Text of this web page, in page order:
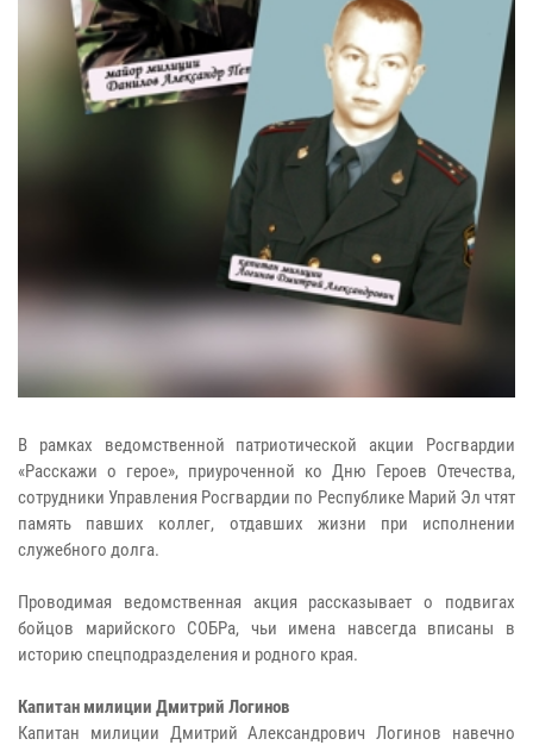
В рамках ведомственной патриотической акции Росгвардии
«Расскажи о герое», приуроченной ко Дню Героев Отечества,
сотрудники Управления Росгвардии по Республике Марий Эл чтят
память павших коллег, отдавших жизни при исполнении
служебного долга.
Проводимая ведомственная акция рассказывает о подвигах
бойцов марийского СОБРа, чьи имена навсегда вписаны в
историю спецподразделения и родного края.
Капитан милиции Дмитрий Логинов
Капитан милиции Дмитрий Александрович Логинов навечно